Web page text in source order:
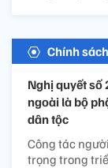
Chính
Nghị quyết số
ngoài là bộ
dân tộc
Công tác
trọng trong